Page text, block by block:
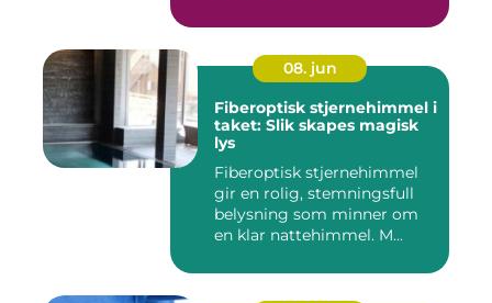
08. jun
Fiberoptisk stjernehimmel i
taket: Slik skapes magisk
lys
Fiberoptisk stjernehimmel
gir en rolig, stemningsfull
belysning som minner om
en klar nattehimmel. M...